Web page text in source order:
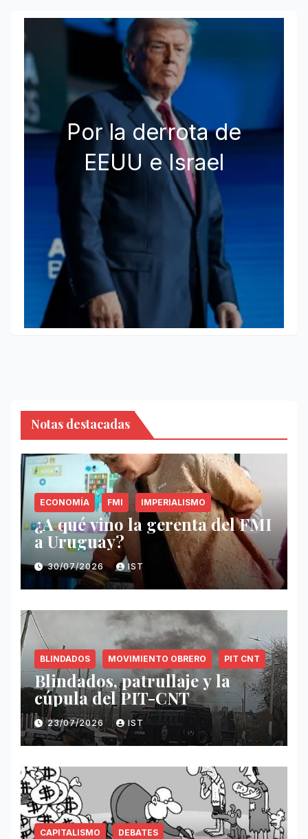
Por la derrota de
EEUU e Israel
Notas destacadas
ECONOMÍA FMI IMPERIALISMO
¿A qué vino la gerenta del FMI
a Uruguay?
30/07/2026 IST
BLINDADOS MOVIMIENTO OBRERO PIT CNT
Blindados, patrullaje y la
cúpula del PIT-CNT
23/07/2026 IST
CAPITALISMO DEBATES